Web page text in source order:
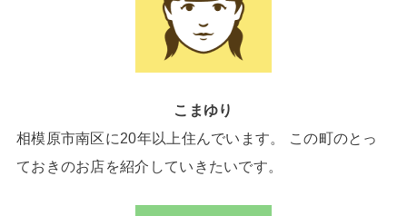
こまゆり
相模原市南区に20年以上住んでいます。 この町のとっ
ておきのお店を紹介していきたいです。